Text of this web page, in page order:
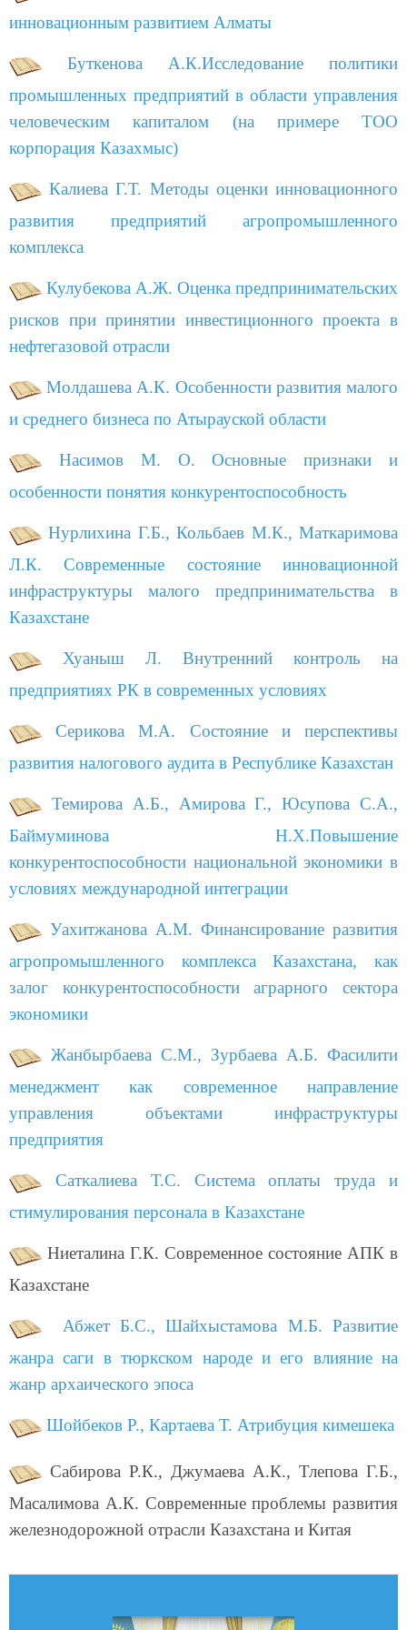
инновационным развитием Алматы
Буткенова А.К.Исследование политики
промышленных предприятий в области управления
человеческим капиталом (на примере ТОО
корпорация Казахмыс)
Калиева Г.Т. Методы оценки инновационного
развития предприятий агропромышленного
комплекса
Кулубекова А.Ж. Оценка предпринимательских
рисков при принятии инвестиционного проекта в
нефтегазовой отрасли
Молдашева А.К. Особенности развития малого
и среднего бизнеса по Атырауской области
Насимов М. О. Основные признаки и
особенности понятия конкурентоспособность
Нурлихина Г.Б., Кольбаев М.К., Маткаримова
Л.К. Современные состояние инновационной
инфраструктуры малого предпринимательства в
Казахстане
Хуаныш Л. Внутренний контроль на
предприятиях РК в современных условиях
Серикова М.А. Состояние и перспективы
развития налогового аудита в Республике Казахстан
Темирова А.Б., Амирова Г., Юсупова С.А.,
Баймуминова Н.Х.Повышение
конкурентоспособности национальной экономики в
условиях международной интеграции
Уахитжанова А.М. Финансирование развития
агропромышленного комплекса Казахстана, как
залог конкурентоспособности аграрного сектора
экономики
Жанбырбаева С.М., Зурбаева А.Б. Фасилити
менеджмент как современное направление
управления объектами инфраструктуры
предприятия
Саткалиева Т.С. Система оплаты труда и
стимулирования персонала в Казахстане
Ниеталина Г.К. Современное состояние АПК в
Казахстане
Абжет Б.С., Шайхыстамова М.Б. Развитие
жанра саги в тюркском народе и его влияние на
жанр архаического эпоса
Шойбеков Р., Картаева Т. Атрибуция кимешека
Сабирова Р.К., Джумаева А.К., Тлепова Г.Б.,
Масалимова А.К. Современные проблемы развития
железнодорожной отрасли Казахстана и Китая